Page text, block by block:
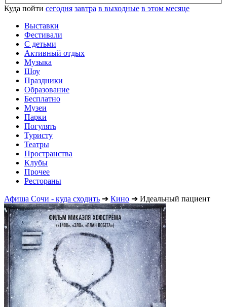
Куда пойти сегодня завтра в выходные в этом месяце
Выставки
Фестивали
С детьми
Активный отдых
Музыка
Шоу
Праздники
Образование
Бесплатно
Музеи
Парки
Погулять
Туристу
Театры
Пространства
Клубы
Прочее
Рестораны
Афиша Сочи - куда сходить ➔ Кино ➔ Идеальный пациент